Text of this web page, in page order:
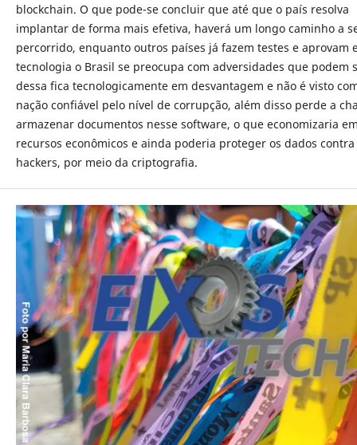
blockchain. O que pode-se concluir que até que o país resolva
implantar de forma mais efetiva, haverá um longo caminho a
percorrido, enquanto outros países já fazem testes e aprovam
tecnologia o Brasil se preocupa com adversidades que podem
dessa fica tecnologicamente em desvantagem e não é visto
nação confiável pelo nível de corrupção, além disso perde a
armazenar documentos nesse software, o que economizaria
recursos econômicos e ainda poderia proteger os dados contra
hackers, por meio da criptografia.